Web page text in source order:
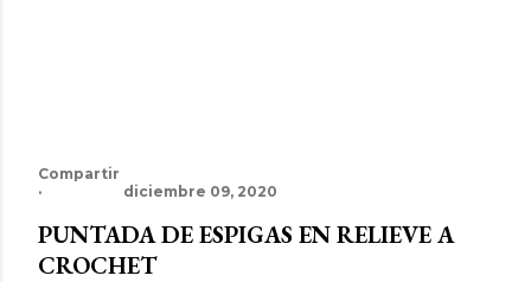
Compartir
diciembre 09, 2020
PUNTADA DE ESPIGAS EN RELIEVE A
CROCHET